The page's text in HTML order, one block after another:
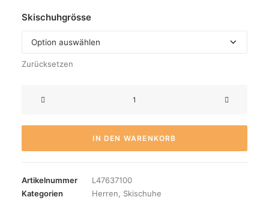
Skischuhgrösse
Zurücksetzen
130
Menge
IN DEN WARENKORB
Artikelnummer
L47637100
Kategorien
Herren
Skischuhe